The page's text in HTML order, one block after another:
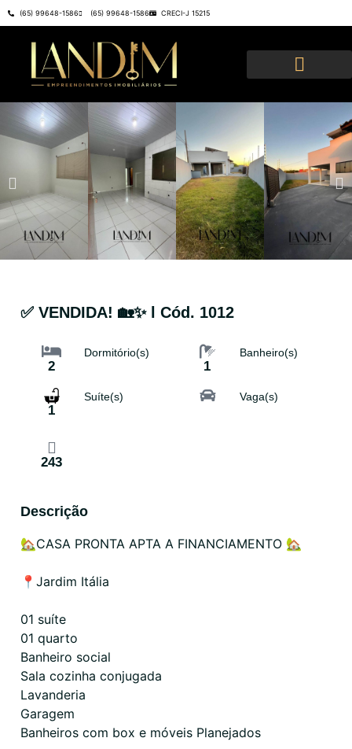
(65) 99648-1586 (65) 99648-1586 CRECI-J 15215
✅ VENDIDA! 🏡✨ l Cód. 1012
2
Dormitório(s)
1
Banheiro(s)
1
Suíte(s) Vaga(s)
243
Descrição
🏡CASA PRONTA APTA A FINANCIAMENTO 🏡
📍Jardim Itália
01 suíte
01 quarto
Banheiro social
Sala cozinha conjugada
Lavanderia
Garagem
Banheiros com box e móveis Planejados